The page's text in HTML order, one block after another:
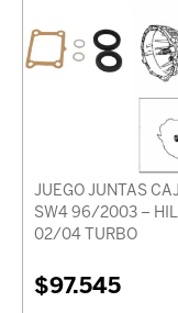
JUEGO JUNTAS
SW4 96/2003 –
02/04 TURBO
$97.545